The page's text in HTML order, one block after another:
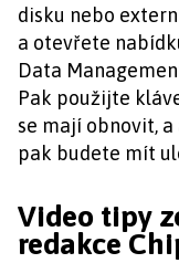
disku nebo
a otevřete
Data
Pak použijte
se mají obnovit,
pak budete mít
Video tipy
redakce